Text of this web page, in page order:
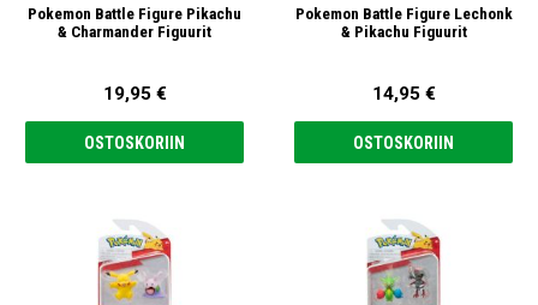
Pokemon Battle Figure Pikachu
& Charmander Figuurit
19,95 €
OSTOSKORIIN
Pokemon Battle Figure Lechonk
& Pikachu Figuurit
14,95 €
OSTOSKORIIN